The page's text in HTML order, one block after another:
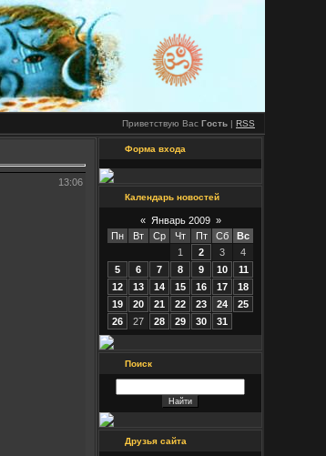
Приветствую Вас Гость | RSS
13:06
Форма входа
Календарь новостей
« Январь 2009 »
Пн
Вт Ср Чт Пт Сб
Вс
1
2 3
4
5
6 7 8 9 10
11
12
13 14 15 16 17
18
19
20 21 22 23 24
25
26
27 28 29 30 31
Поиск
Друзья сайта